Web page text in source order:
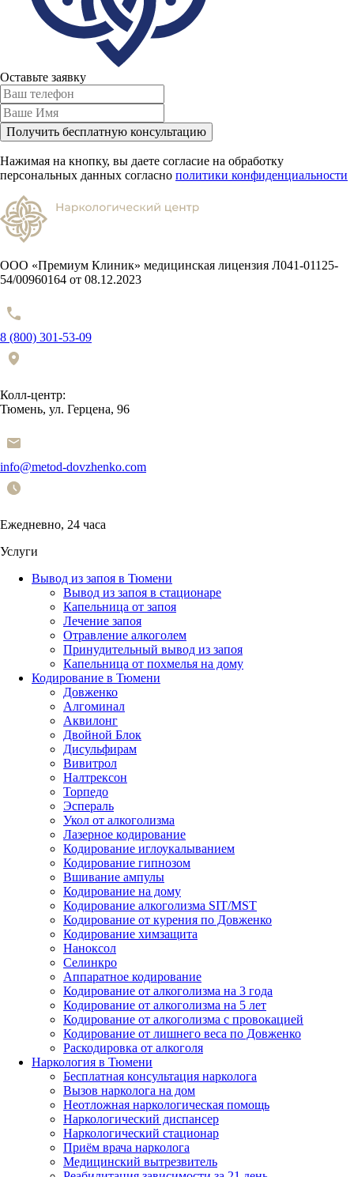
Оставьте заявку
Получить бесплатную консультацию
Нажимая на кнопку, вы даете согласие на обработку
персональных данных согласно политики конфиденциальности
ООО «Премиум Клиник» медицинская лицензия Л041-01125-
54/00960164 от 08.12.2023
8 (800) 301-53-09
Колл-центр:
Тюмень, ул. Герцена, 96
info@metod-dovzhenko.com
Ежедневно, 24 часа
Услуги
Вывод из запоя в Тюмени
Вывод из запоя в стационаре
Капельница от запоя
Лечение запоя
Отравление алкоголем
Принудительный вывод из запоя
Капельница от похмелья на дому
Кодирование в Тюмени
Довженко
Алгоминал
Аквилонг
Двойной Блок
Дисульфирам
Вивитрол
Налтрексон
Торпедо
Эспераль
Укол от алкоголизма
Лазерное кодирование
Кодирование иглоукалыванием
Кодирование гипнозом
Вшивание ампулы
Кодирование на дому
Кодирование алкоголизма SIT/MST
Кодирование от курения по Довженко
Кодирование химзащита
Наноксол
Селинкро
Аппаратное кодирование
Кодирование от алкоголизма на 3 года
Кодирование от алкоголизма на 5 лет
Кодирование от алкоголизма с провокацией
Кодирование от лишнего веса по Довженко
Раскодировка от алкоголя
Наркология в Тюмени
Бесплатная консультация нарколога
Вызов нарколога на дом
Неотложная наркологическая помощь
Наркологический диспансер
Наркологический стационар
Приём врача нарколога
Медицинский вытрезвитель